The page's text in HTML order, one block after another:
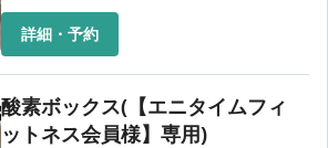
詳細・予約
酸素ボックス(【エニタイムフィ
ットネス会員様】専用)